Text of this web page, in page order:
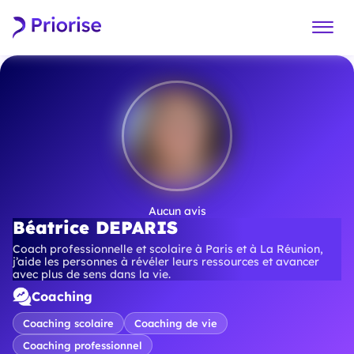
Aucun avis
Béatrice DEPARIS
Coach professionnelle et scolaire à Paris et à La Réunion,
j’aide les personnes à révéler leurs ressources et avancer
avec plus de sens dans la vie.
Coaching
Coaching scolaire
Coaching de vie
Coaching professionnel